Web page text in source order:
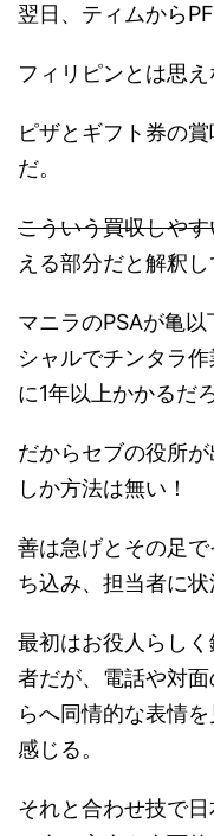
翌日、ティムから
フィリピンとは思え
ピザとギフト券の
だ。
こういう買収しやす
える部分だと解釈し
マニラのPSAが亀
シャルでチンタラ
に1年以上かかるだろ
だからセブの役所
しか方法は無い！
善は急げとその足
ち込み、担当者に状
最初はお役人らし
者だが、電話や対
らへ同情的な表情
感じる。
それと合わせ技で